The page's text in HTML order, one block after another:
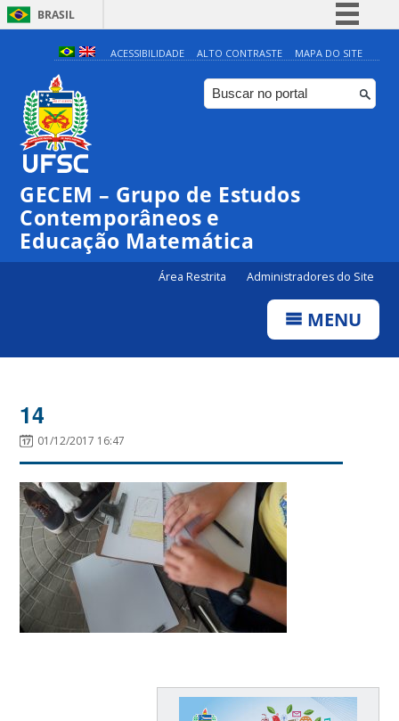
BRASIL
Simplifique!
Comunica BR
Participe
Canais
ACESSIBILIDADE ALTO CONTRASTE MAPA DO SITE
GECEM – Grupo de Estudos
Contemporâneos e
Educação Matemática
Área Restrita Administradores do Site
MENU
14
01/12/2017 16:47